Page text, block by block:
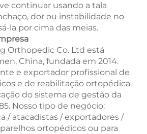
continuar usando a tala
dor ou instabilidade no
la por cima das meias.
Orthopedic Co. Ltd está
China, fundada em 2014.
e exportador profissional de
e de reabilitação ortopédica.
do sistema de gestão da
Nosso tipo de negócio:
/ atacadistas / exportadores /
ortopédicos ou para